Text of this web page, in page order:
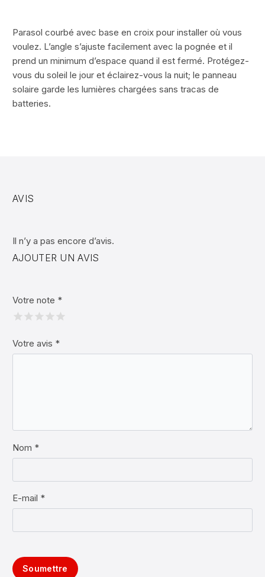
Parasol courbé avec base en croix pour installer où vous
voulez. L’angle s’ajuste facilement avec la pognée et il
prend un minimum d’espace quand il est fermé. Protégez-
vous du soleil le jour et éclairez-vous la nuit; le panneau
solaire garde les lumières chargées sans tracas de
batteries.
AVIS
Il n’y a pas encore d’avis.
AJOUTER UN AVIS
Votre note *
Votre avis *
Nom *
E-mail *
Soumettre